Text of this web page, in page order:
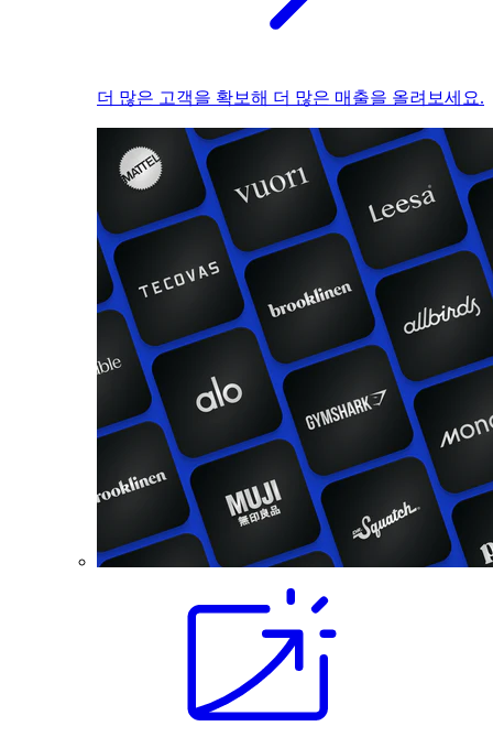
더 많은 고객을 확보해 더 많은 매출을 올려보세요.